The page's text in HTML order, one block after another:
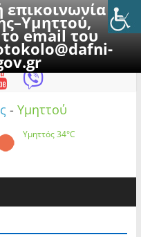
επικοινωνία με
email του
2026
- Υμηττού
Υμηττός34°C